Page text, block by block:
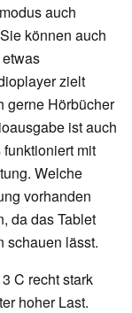
auch
können auch
zielt
gerne Hörbücher
ist auch
mit
Welche
vorhanden
da das Tablet
schauen lässt.
C recht stark
hoher Last.